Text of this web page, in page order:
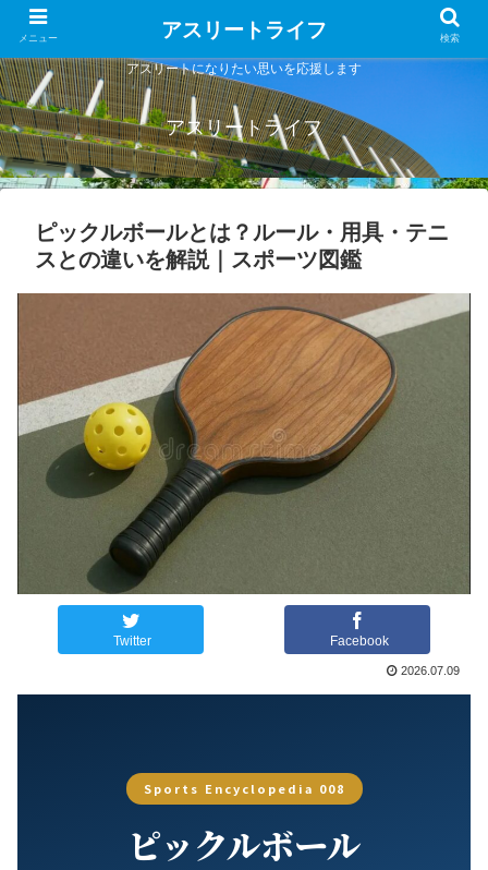
アスリートになりたい思いを応援します
アスリートライフ
ピックルボールとは？ルール・用具・テニ
スとの違いを解説｜スポーツ図鑑
Twitter Facebook
2026.07.09
Sports Encyclopedia 008
ピックルボール
メニュー アスリートライフ 検索